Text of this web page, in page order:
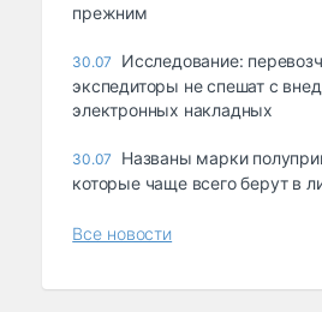
прежним
30.07
Исследование:
экспедиторы не спешат с
электронных накладных
30.07
Названы марки
которые чаще всего берут в
Все новости